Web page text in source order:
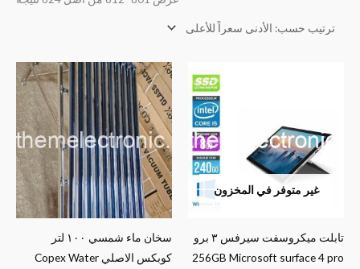
غير متوفر في المخزون
تابلت ميكروسفت سيرفس ٣ برو
256GB Microsoft surface 4 pro
سخان ماء شمسي ١٠٠ لتر
كوبكس الاصلي Copex Water